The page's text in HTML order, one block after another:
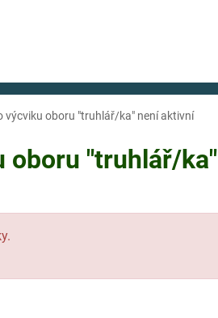
výcviku oboru "truhlář/ka" není aktivní
oboru "truhlář/ka"